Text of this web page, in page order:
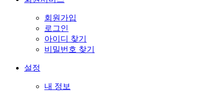
회원가입
로그인
아이디 찾기
비밀번호 찾기
설정
내 정보